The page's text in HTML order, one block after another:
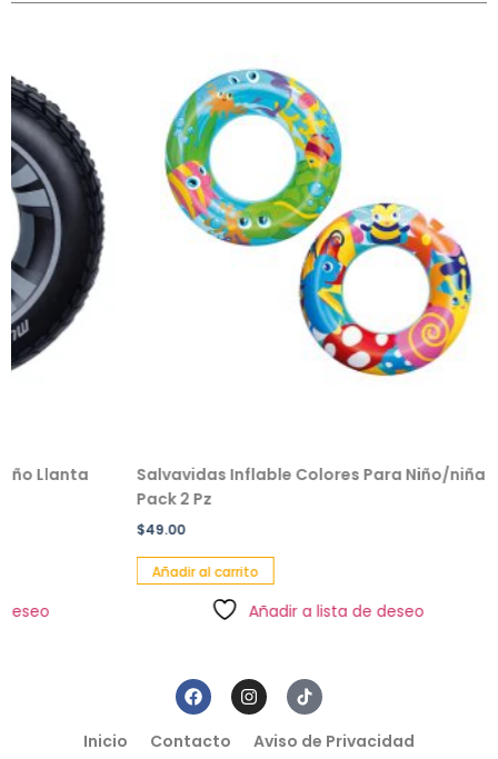
Salvavidas Inflable Colores Para Niño/niña
Pack 2 Pz
Añadir al carrito
Añadir a lista de deseo
Inicio Contacto Aviso de Privacidad